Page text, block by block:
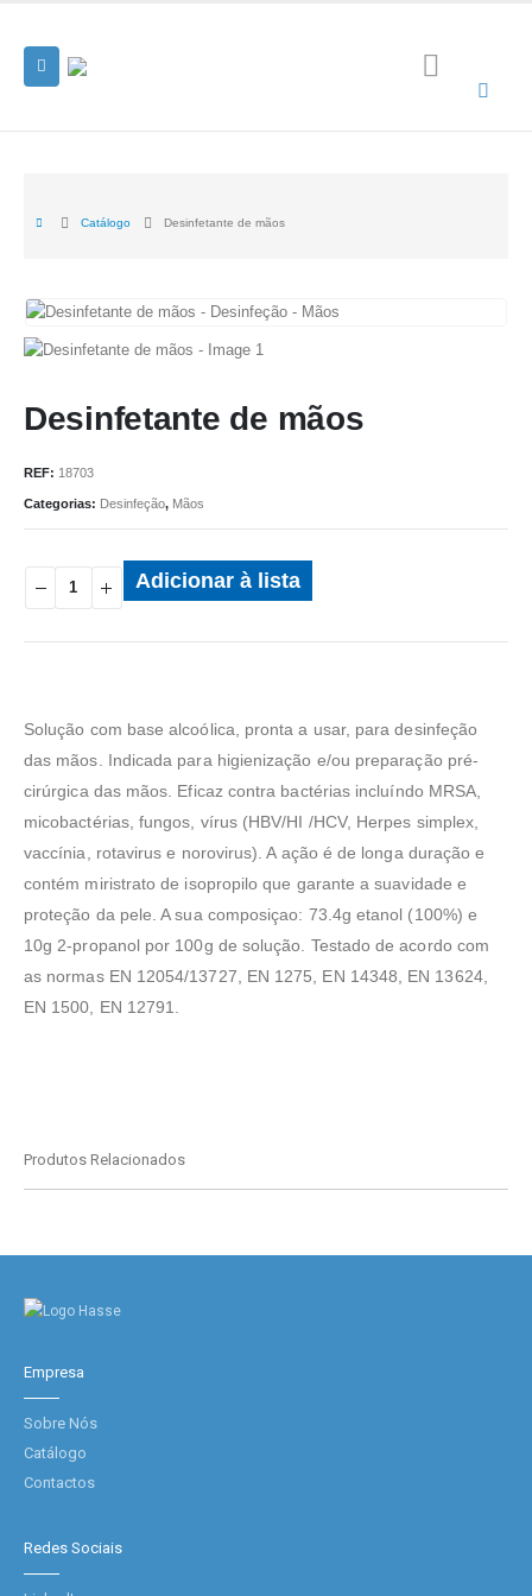
Catálogo Desinfetante de mãos
Desinfetante de mãos
REF: 18703
Categorias: Desinfeção, Mãos
Adicionar à lista
Solução com base alcoólica, pronta a usar, para desinfeção
das mãos. Indicada para higienização e/ou preparação pré-
cirúrgica das mãos. Eficaz contra bactérias incluíndo MRSA,
micobactérias, fungos, vírus (HBV/HI /HCV, Herpes simplex,
vaccínia, rotavirus e norovirus). A ação é de longa duração e
contém miristrato de isopropilo que garante a suavidade e
proteção da pele. A sua composiçao: 73.4g etanol (100%) e
10g 2-propanol por 100g de solução. Testado de acordo com
as normas EN 12054/13727, EN 1275, EN 14348, EN 13624,
EN 1500, EN 12791.
Produtos Relacionados
Empresa
Sobre Nós
Catálogo
Contactos
Redes Sociais